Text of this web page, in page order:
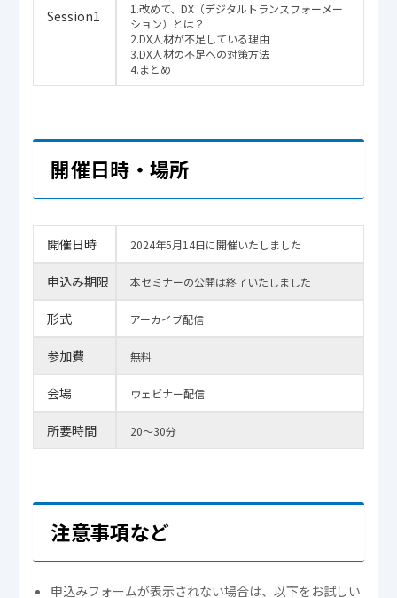
Session1
1.改めて、DX（デジタルトランスフォーメー
ション）とは？
2.DX人材が不足している理由
3.DX人材の不足への対策方法
4.まとめ
開催日時・場所
開催日時 2024年5月14日に開催いたしました
申込み期限 本セミナーの公開は終了いたしました
形式 アーカイブ配信
参加費 無料
会場 ウェビナー配信
所要時間 20～30分
注意事項など
申込みフォームが表示されない場合は、以下をお試しい